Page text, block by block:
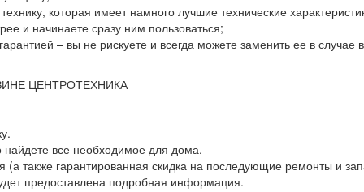
которая имеет намного лучшие технические
и начинаете сразу ним пользоваться;
– вы не рискуете и всегда можете заменить ее в случае
ЦЕНТРОТЕХНИКА
найдете все необходимое для дома.
(а также гарантированная скидка на последующие ремонты и
предоставлена подробная информация.